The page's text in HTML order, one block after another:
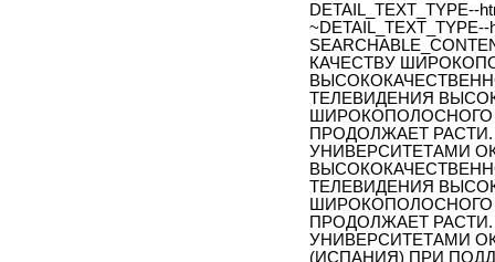
DETAIL_TEXT_TYPE--
~DETAIL_TEXT_TYPE--
КАЧЕСТВУ
ТЕЛЕВИДЕНИЯ
ПРОДОЛЖАЕТ
УНИВЕРСИТЕТАМИ
ТЕЛЕВИДЕНИЯ
ПРОДОЛЖАЕТ
УНИВЕРСИТЕТАМИ
(ИСПАНИЯ) ПРИ